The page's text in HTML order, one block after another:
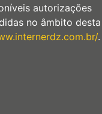
autorizações
no âmbito desta
.